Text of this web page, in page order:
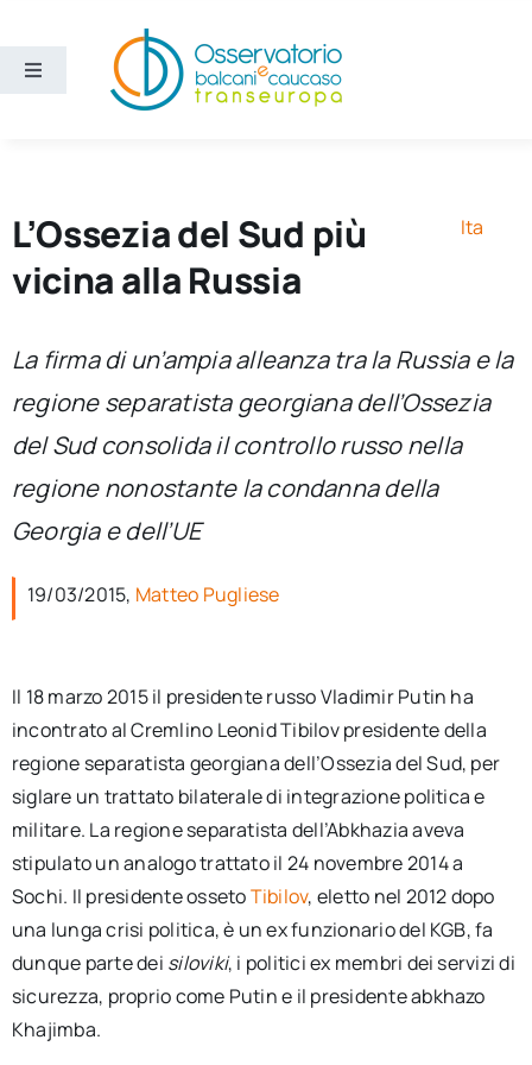
contenuto
Toggle
Ricerca e divulgazione
Sezioni
Chi siamo
per:
Ita
L’Ossezia del Sud più
vicina alla Russia
Ita
La firma di un’ampia alleanza tra la Russia e la
regione separatista georgiana dell’Ossezia
del Sud consolida il controllo russo nella
regione nonostante la condanna della
Georgia e dell’UE
19/03/2015, Matteo Pugliese
Il 18 marzo 2015 il presidente russo Vladimir Putin ha
incontrato al Cremlino Leonid Tibilov presidente della
regione separatista georgiana dell’Ossezia del Sud, per
siglare un trattato bilaterale di integrazione politica e
militare. La regione separatista dell’Abkhazia aveva
stipulato un analogo trattato il 24 novembre 2014 a
Sochi. Il presidente ossetoTibilov, eletto nel 2012 dopo
una lunga crisi politica, è un ex funzionario del KGB, fa
dunque parte dei siloviki, i politici ex membri dei servizi di
sicurezza, proprio come Putin e il presidente abkhazo
Khajimba.